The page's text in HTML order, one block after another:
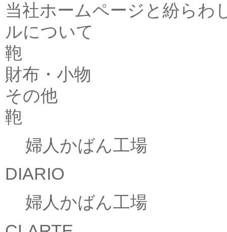
当社ホームページと紛らわ
ルについて
鞄
財布・小物
その他
鞄
婦人かばん工場
DIARIO
婦人かばん工場